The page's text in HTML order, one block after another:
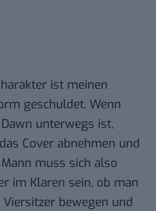
ist meinen
geschuldet. Wenn
unterwegs ist,
Cover abnehmen und
muss sich also
im Klaren sein, ob man
bewegen und